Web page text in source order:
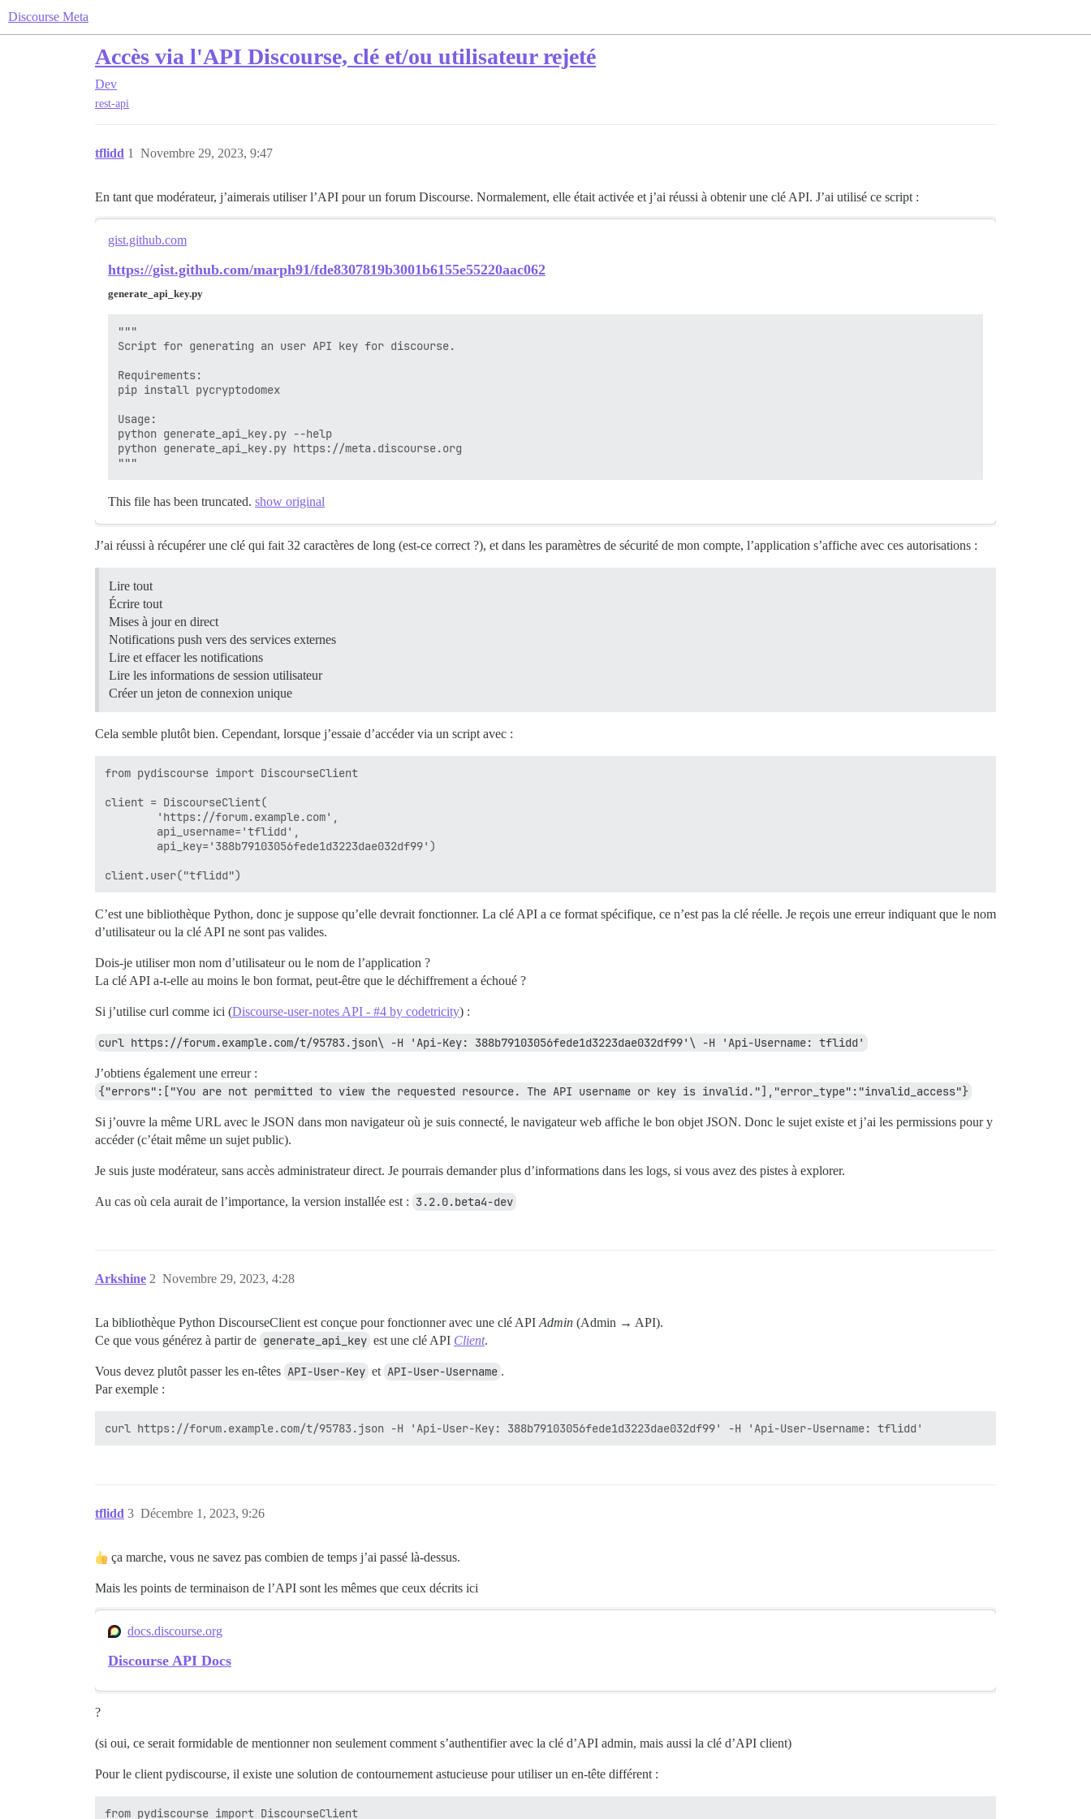
Discourse Meta
Accès via l'API Discourse, clé et/ou utilisateur rejeté
Dev
rest-api
tflidd Novembre 29, 2023, 9:47
1
En tant que modérateur, j’aimerais utiliser l’API pour un forum Discourse. Normalement, elle était activée et j’ai réussi à obtenir une clé API. J’ai utilisé ce script :
gist.github.com
https://gist.github.com/marph91/fde8307819b3001b6155e55220aac062
generate_api_key.py
"""
Script for generating an user API key for discourse.
Requirements:
pip install pycryptodomex
Usage:
python generate_api_key.py --help
python generate_api_key.py https://meta.discourse.org
"""
This file has been truncated. show original
J’ai réussi à récupérer une clé qui fait 32 caractères de long (est-ce correct ?), et dans les paramètres de sécurité de mon compte, l’application s’affiche avec ces autorisations :
Lire tout
Écrire tout
Mises à jour en direct
Notifications push vers des services externes
Lire et effacer les notifications
Lire les informations de session utilisateur
Créer un jeton de connexion unique
Cela semble plutôt bien. Cependant, lorsque j’essaie d’accéder via un script avec :
from pydiscourse import DiscourseClient
client = DiscourseClient(
        'https://forum.example.com',
        api_username='tflidd',
        api_key='388b79103056fede1d3223dae032df99')
C’est une bibliothèque Python, donc je suppose qu’elle devrait fonctionner. La clé API a ce format spécifique, ce n’est pas la clé réelle. Je reçois une erreur indiquant que le nom
d’utilisateur ou la clé API ne sont pas valides.
Dois-je utiliser mon nom d’utilisateur ou le nom de l’application ?
La clé API a-t-elle au moins le bon format, peut-être que le déchiffrement a échoué ?
Si j’utilise curl comme ici (Discourse-user-notes API - #4 by codetricity) :
curl https://forum.example.com/t/95783.json\ -H 'Api-Key: 388b79103056fede1d3223dae032df99'\ -H 'Api-Username: tflidd'
J’obtiens également une erreur :
{"errors":["You are not permitted to view the requested resource. The API username or key is invalid."],"error_type":"invalid_access"}
Si j’ouvre la même URL avec le JSON dans mon navigateur où je suis connecté, le navigateur web affiche le bon objet JSON. Donc le sujet existe et j’ai les permissions pour y
accéder (c’était même un sujet public).
Je suis juste modérateur, sans accès administrateur direct. Je pourrais demander plus d’informations dans les logs, si vous avez des pistes à explorer.
Au cas où cela aurait de l’importance, la version installée est : 3.2.0.beta4-dev
Arkshine Novembre 29, 2023, 4:28
2
La bibliothèque Python DiscourseClient est conçue pour fonctionner avec une clé API Admin (Admin → API).
Ce que vous générez à partir de generate_api_key est une clé API Client.
Vous devez plutôt passer les en-têtes API-User-Key et API-User-Username .
Par exemple :
tflidd Décembre 1, 2023, 9:26
3
ça marche, vous ne savez pas combien de temps j’ai passé là-dessus.
Mais les points de terminaison de l’API sont les mêmes que ceux décrits ici
docs.discourse.org
Discourse API Docs
?
(si oui, ce serait formidable de mentionner non seulement comment s’authentifier avec la clé d’API admin, mais aussi la clé d’API client)
Pour le client pydiscourse, il existe une solution de contournement astucieuse pour utiliser un en-tête différent :
from pydiscourse import DiscourseClient